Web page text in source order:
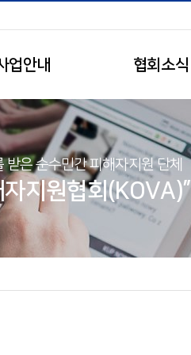
업안내 협회소식
은 순수민간 피해자지원 단체
지원협회(KOVA)”